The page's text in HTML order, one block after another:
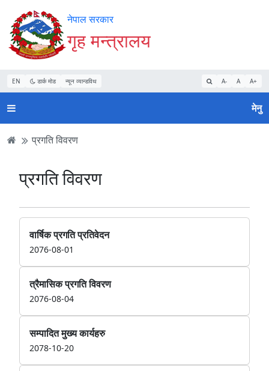
Accessibility
Mode
सुरु
गर्नुहोस्
सामाग्री
पढ्नुहाेस्
नेभिगेसन
पढ्नुहाेस्
वेबसाइट
खोजमा
जानुहोस्
नेपाल सरकार
गृह मन्त्रालय
EN डार्क मोड न्यून व्यान्डविथ A- A A+
मेनु
प्रगति विवरण
प्रगति विवरण
वार्षिक प्रगति प्रतिवेदन
2076-08-01
त्रैमासिक प्रगति विवरण
2076-08-04
सम्पादित मुख्य कार्यहरु
2078-10-20